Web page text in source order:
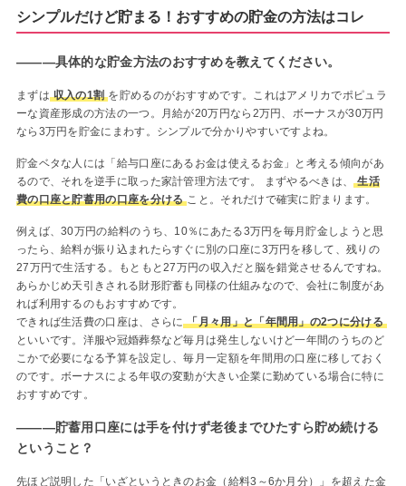
シンプルだけど貯まる！おすすめの貯金の方法はコレ
―――具体的な貯金方法のおすすめを教えてください。
まずは 収入の1割 を貯めるのがおすすめです。これはアメリカでポピュラ
ーな資産形成の方法の一つ。月給が20万円なら2万円、ボーナスが30万円
なら3万円を貯金にまわす。シンプルで分かりやすいですよね。
貯金ベタな人には「給与口座にあるお金は使えるお金」と考える傾向があ
るので、それを逆手に取った家計管理方法です。 まずやるべきは、 生活
費の口座と貯蓄用の口座を分ける こと。それだけで確実に貯まります。
例えば、30万円の給料のうち、10％にあたる3万円を毎月貯金しようと思
ったら、給料が振り込まれたらすぐに別の口座に3万円を移して、残りの
27万円で生活する。もともと27万円の収入だと脳を錯覚させるんですね。
あらかじめ天引きされる財形貯蓄も同様の仕組みなので、会社に制度があ
れば利用するのもおすすめです。
できれば生活費の口座は、さらに 「月々用」と「年間用」の2つに分ける
といいです。洋服や冠婚葬祭など毎月は発生しないけど一年間のうちのど
こかで必要になる予算を設定し、毎月一定額を年間用の口座に移しておく
のです。ボーナスによる年収の変動が大きい企業に勤めている場合に特に
おすすめです。
―――貯蓄用口座には手を付けず老後までひたすら貯め続ける
ということ？
先ほど説明した「いざというときのお金（給料3～6か月分）」を超えた金